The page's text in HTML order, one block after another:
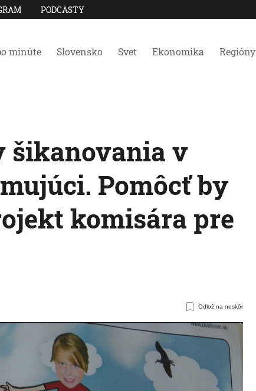
PODCASTY
minúte Slovensko Svet Ekonomika Regióny
šikanovania v
Pomôcť by
komisára pre
Odlož na neskôr